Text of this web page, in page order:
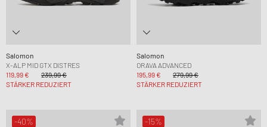
Salomon
X-ALP MID GTX DISTRES
119,99 €
239,99 €
STÄRKER REDUZIERT
Salomon
ORAVA ADVANCED
195,99 €
279,99 €
STÄRKER REDUZIERT
-40% -15%